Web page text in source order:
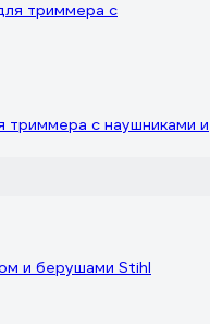
триммера с наушниками и